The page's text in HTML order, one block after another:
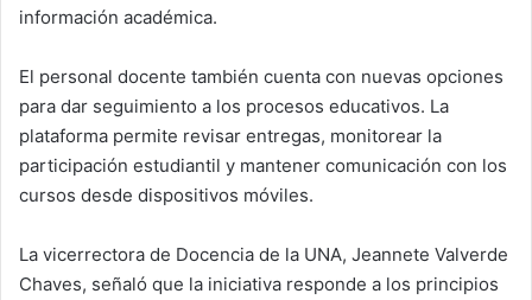
información académica.
El personal docente también cuenta con nuevas opciones
para dar seguimiento a los procesos educativos. La
plataforma permite revisar entregas, monitorear la
participación estudiantil y mantener comunicación con los
cursos desde dispositivos móviles.
La vicerrectora de Docencia de la UNA, Jeannete Valverde
Chaves, señaló que la iniciativa responde a los principios